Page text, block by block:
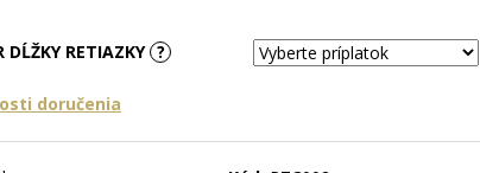
DĹŽKY RETIAZKY ?
doručenia